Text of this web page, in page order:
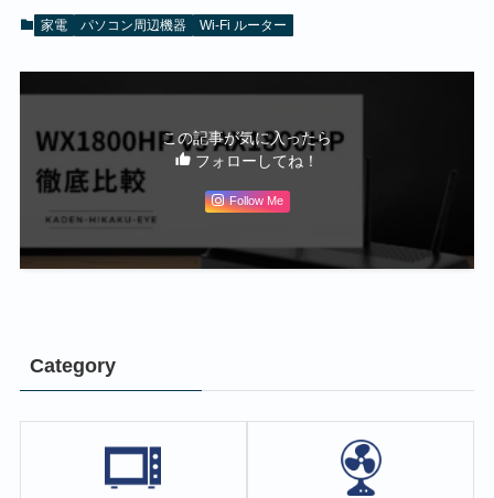
家電 パソコン周辺機器 Wi-Fi ルーター
この記事が気に入ったら
フォローしてね！
Follow Me
Category